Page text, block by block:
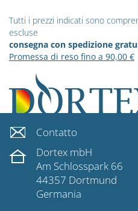
Tutti i prezzi indicati sono
escluse
consegna con spedizione
Promessa di reso fino a 90,00 €
Contatto
Dortex mbH
Am Schlosspark 66
44357 Dortmund
Germania